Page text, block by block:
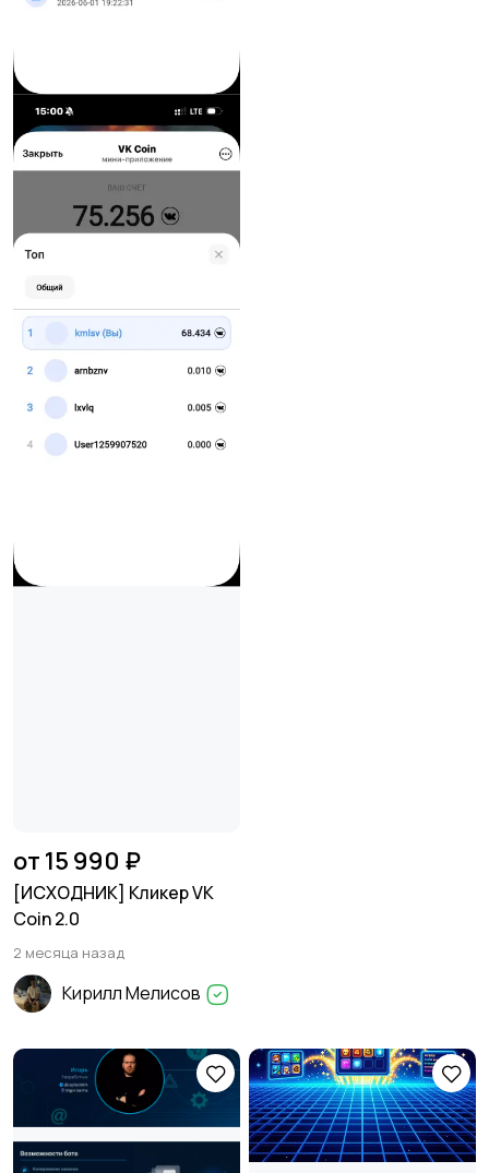
от 15 990 ₽
[ИСХОДНИК] Кликер VK
Coin 2.0
2 месяца назад
Кирилл Мелисов